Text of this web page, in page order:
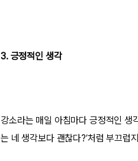
3. 긍정적인 생각
강소라는 매일 아침마다 긍정적인 생
는 네 생각보다 괜찮다?’처럼 부끄럽